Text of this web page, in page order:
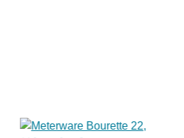
andere Eigenschaften:
Seidenleims wird